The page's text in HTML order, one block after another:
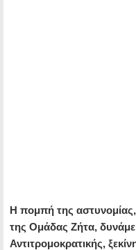
Η πομπή της
της Ομάδας Ζήτα,
Αντιτρομοκρατικής,